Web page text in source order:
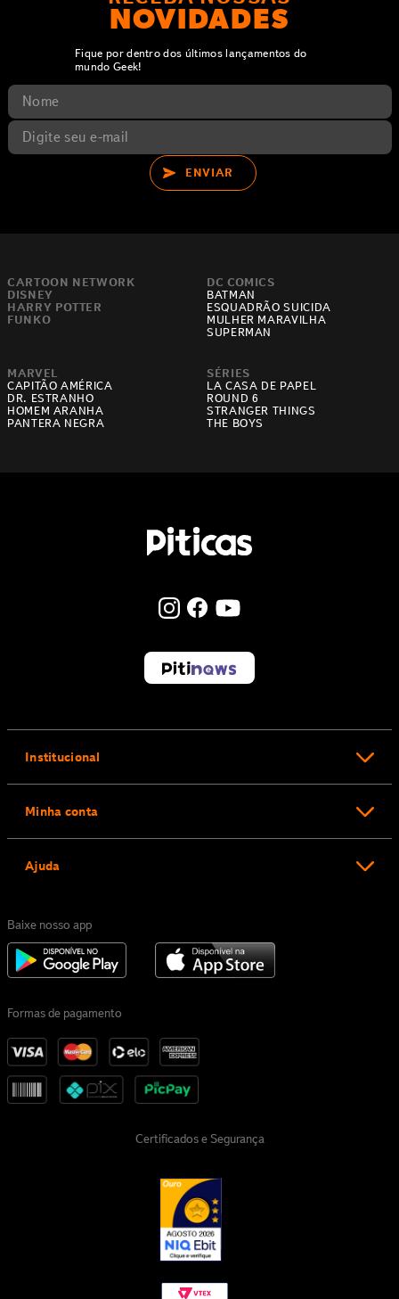
NOVIDADES
Fique por dentro dos últimos lançamentos do
mundo Geek!
ENVIAR
CARTOON NETWORK
DISNEY
HARRY POTTER
FUNKO
DC COMICS
BATMAN
ESQUADRÃO SUICIDA
MULHER MARAVILHA
SUPERMAN
MARVEL
CAPITÃO AMÉRICA
DR. ESTRANHO
HOMEM ARANHA
PANTERA NEGRA
SÉRIES
LA CASA DE PAPEL
ROUND 6
STRANGER THINGS
THE BOYS
Institucional
Minha conta
Ajuda
Baixe nosso app
Formas de pagamento
Certificados e Segurança